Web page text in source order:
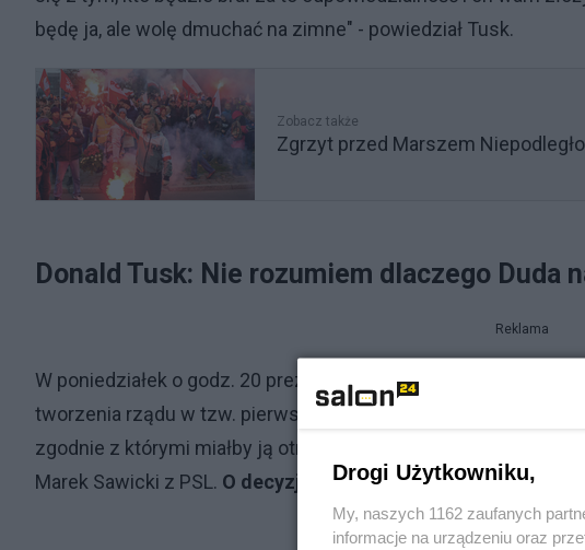
będę ja, ale wolę dmuchać na zimne" - powiedział Tusk.
Zobacz także
Zgrzyt przed Marszem
Donald Tusk: Nie rozumiem dlaczego Duda
Reklama
W poniedziałek o godz. 20 prezydent wygłosił orędzie, w
tworzenia rządu w tzw. pierwszym kroku. Jednak jeszcze
zgodnie z którymi miałby ją otrzymać premier Mateusz
Marek Sawicki z PSL. O decyzji ogłoszonej w trakcie orędzia
Drogi Użytkowniku,
My, naszych 1162 zaufanych
informacje na urządzeniu oraz